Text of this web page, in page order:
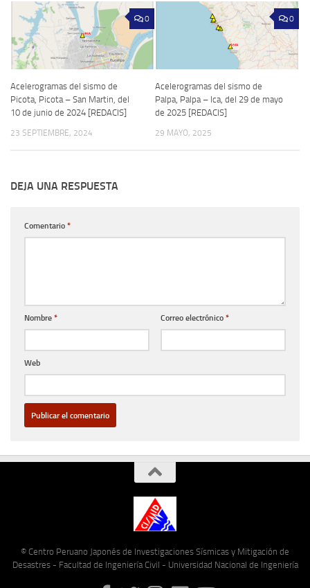
0
Acelerogramas del sismo de
Picota, Picota – San Martin, del
10 de junio de 2024 [REDACIS]
23 SEPTIEMBRE, 2024
0
Acelerogramas del sismo de
Palpa, Palpa – Ica, del 29 de mayo
de 2025 [REDACIS]
29 MAYO, 2025
DEJA UNA RESPUESTA
Comentario *
Nombre * Correo electrónico *
Web
© Centro Peruano Japonés de Investigaciones Sísmicas y Mitigación de
Desastres - Facultad de Ingeniería Civil - Universidad Nacional de Ingeniería